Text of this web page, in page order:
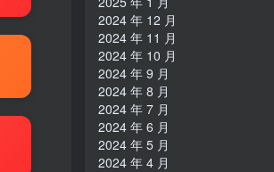
2024 年 12 月
2024 年 11 月
2024 年 10 月
2024 年 9 月
2024 年 8 月
2024 年 7 月
2024 年 6 月
2024 年 5 月
2024 年 4 月